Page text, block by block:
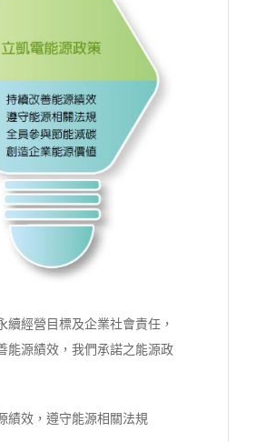
續經營目標及企業社會責任，
能源績效，我們承諾之能源政
績效，遵守能源相關法規